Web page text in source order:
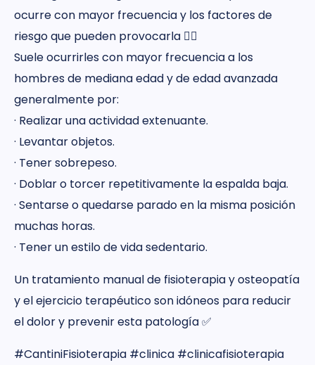
ocurre con mayor frecuencia y los factores de
riesgo que pueden provocarla 👉🏼
Suele ocurrirles con mayor frecuencia a los
hombres de mediana edad y de edad avanzada
generalmente por:
· Realizar una actividad extenuante.
· Levantar objetos.
· Tener sobrepeso.
· Doblar o torcer repetitivamente la espalda baja.
· Sentarse o quedarse parado en la misma posición
muchas horas.
· Tener un estilo de vida sedentario.
Un tratamiento manual de fisioterapia y osteopatía
y el ejercicio terapéutico son idóneos para reducir
el dolor y prevenir esta patología ✅
#CantiniFisioterapia #clinica #clinicafisioterapia